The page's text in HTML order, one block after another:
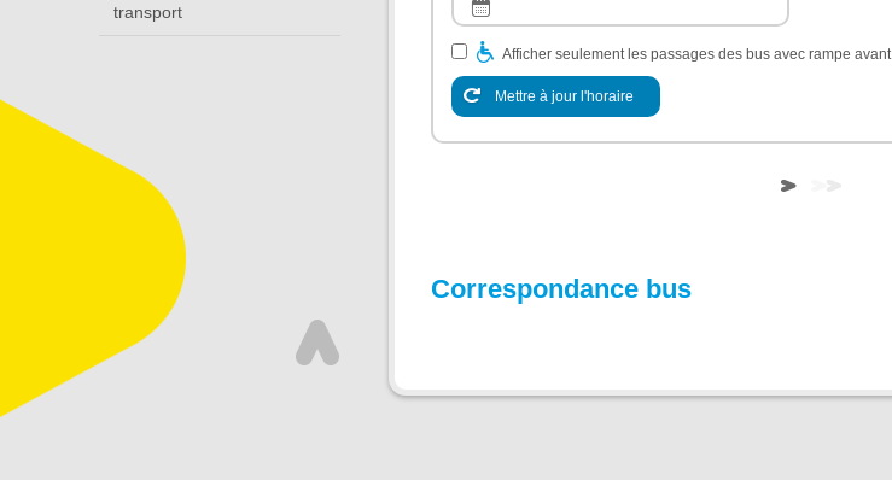
transport
Afficher seulement les passages des bus avec rampe avant
Mettre à jour l'horaire
Correspondance bus